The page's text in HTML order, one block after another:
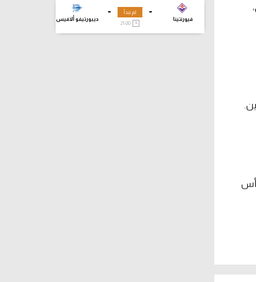
وكأس
-
فيورنتينا
-
ديبورتيفو ألافيس
لم تبدأ